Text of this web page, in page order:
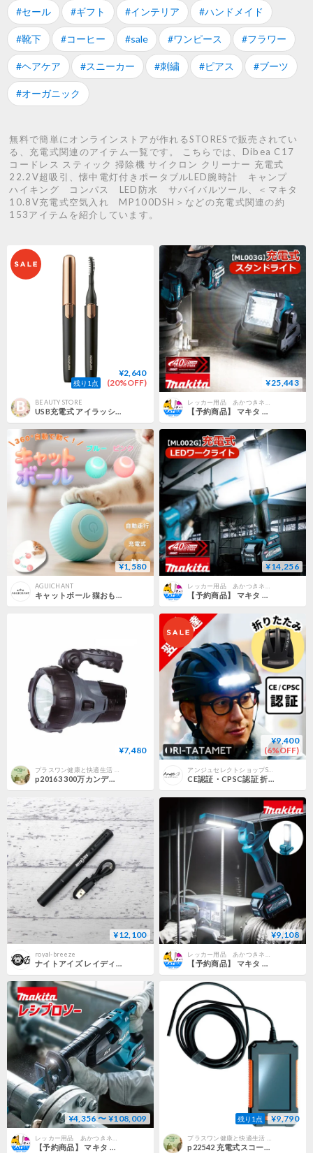
#セール #ギフト #インテリア #ハンドメイド
#靴下 #コーヒー #sale #ワンピース #フラワー
#ヘアケア #スニーカー #刺繍 #ピアス #ブーツ
#オーガニック
無料で簡単にオンラインストアが作れるSTORESで販売されてい
る、充電式関連のアイテム一覧です。 こちらでは、Dibea C17
コードレス スティック 掃除機 サイクロン クリーナー 充電式
22.2V超吸引、懐中電灯付きポータブルLED腕時計 キャンプ
ハイキング コンパス LED防水 サバイバルツール、＜マキタ
10.8V充電式空気入れ MP100DSH＞などの充電式関連の約
153アイテムを紹介しています。
残り1点
¥2,640
(20%OFF)
BEAUTY STORE
USB充電式 アイラッシュカーラー KLC-0981
¥25,443
【予約商品】 マキタ 充電式スタンドライト ML003G バッテリー充電器別売 LEDライト ワークライト 折りたたみ式ハンドル
¥1,580
AGUICHANT
キャットボール 猫おもちゃ
¥14,256
【予約商品】 マキタ 充電式LEDワークライト ML002G バッテリー充電器別売 LEDライト ワークライト 吊り下げ フック式 スタンドライト
¥7,480
プラスワン健康と快適生活 STORE
p20163 300万カンデラ充電式LEDスーパービームライト GB/ skb
¥9,400
(6%OFF)
アンジュセレクトショップSTORES店
CE認証・CPSC認証 折りたたみヘルメット 折り畳み自転車ヘルメット 前後ライト付き 収納袋付き マグネットバックル 補助金対象 ORITATA-MET アルファ BRINGER
¥12,100
royal-breeze
¥9,108
¥4,356 〜 ¥108,009
【予約商品】 マキタ 充電式レシプロソー セット/本体のみ/レシプロソーブレード JR002GRDX/JR002GZ/A-57984
残り1点 ¥9,790
p22542 充電式スコープカメラ A/ skb